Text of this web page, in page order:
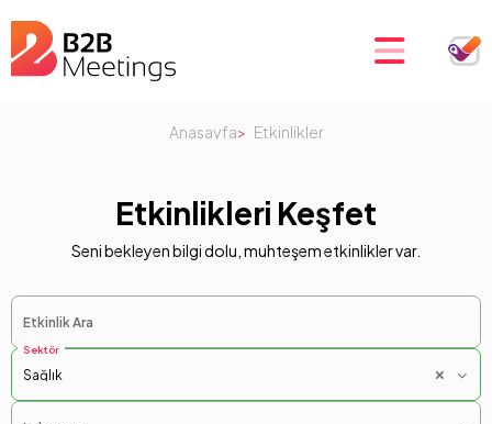
Anasayfa Etkinlikler
Etkinlikleri Keşfet
Seni bekleyen bilgi dolu, muhteşem etkinlikler var.
Etkinlik Ara
Sektör
×
Sağlık